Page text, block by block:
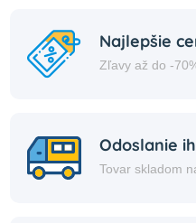
Najlepšie
Zľavy až do -
Odoslanie
Tovar skladom